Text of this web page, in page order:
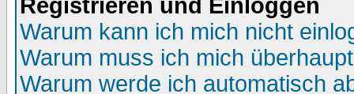
Registrieren und Einloggen
Warum kann ich mich nicht
Warum muss ich mich
Warum werde ich automatisch